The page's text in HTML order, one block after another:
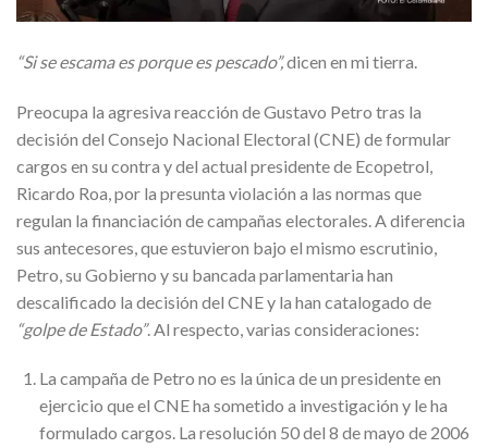
“Si se escama es porque es pescado”,dicen en mi tierra.
Preocupa la agresiva reacción de Gustavo Petro tras la
decisión del Consejo Nacional Electoral (CNE) de formular
cargos en su contra y del actual presidente de Ecopetrol,
Ricardo Roa, por la presunta violación a las normas que
regulan la financiación de campañas electorales. A diferencia
sus antecesores, que estuvieron bajo el mismo escrutinio,
Petro, su Gobierno y su bancada parlamentaria han
descalificado la decisión del CNE y la han catalogado de
“golpe de Estado”. Al respecto, varias consideraciones:
La campaña de Petro no es la única de un presidente en
ejercicio que el CNE ha sometido a investigación y le ha
formulado cargos. La resolución 50 del 8 de mayo de 2006